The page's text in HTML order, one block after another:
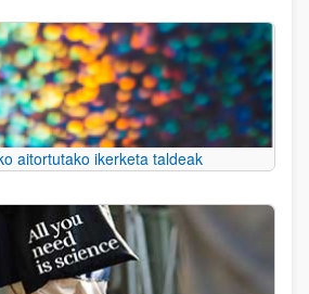
aitortutako ikerketa taldeak